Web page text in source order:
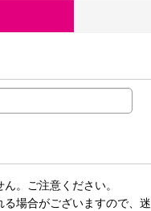
。ご注意ください。
場合がございますので、